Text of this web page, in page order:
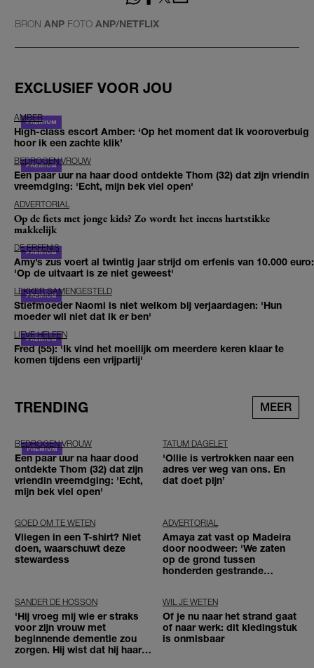
BRON ANP FOTO ANP/NETFLIX
EXCLUSIEF VOOR JOU
AMBER
High-class escort Amber: ‘Op het moment dat ik vooroverbuig
hoor ik een zachte klik’
BEDROGEN VROUW
Een paar uur na haar dood ontdekte Thom (32) dat zijn vriendin
vreemdging: 'Echt, mijn bek viel open'
ADVERTORIAL
Op de fiets met jonge kids? Zo wordt het ineens hartstikke
makkelijk
DE ERFENIS
Amy’s zus voert al twintig jaar strijd om erfenis van 10.000 euro:
'Op de uitvaart is ze niet geweest'
LEKKER SAMENGESTELD
Stiefmoeder Naomi is niet welkom bij verjaardagen: 'Hun
moeder wil niet dat ik er ben'
LIEVE HELEEN
Fred (55): 'Ik vind het moeilijk om meerdere keren klaar te
komen tijdens een vrijpartij'
TRENDING MEER
BEDROGEN VROUW
Een paar uur na haar dood
ontdekte Thom (32) dat zijn
vriendin vreemdging: 'Echt,
mijn bek viel open'
TATUM DAGELET
'Ollie is vertrokken naar een
adres ver weg van ons. En
dat doet pijn’
GOED OM TE WETEN
Vliegen in een T-shirt? Niet
doen, waarschuwt deze
stewardess
ADVERTORIAL
Amaya zat vast op Madeira
door noodweer: 'We zaten
op de grond tussen
honderden gestrande
SANDER DE HOSSON
'Hij vroeg mij wie er straks
voor zijn vrouw met
beginnende dementie zou
zorgen. Hij wist dat hij haar
WIL JE WETEN
Of je nu naar het strand gaat
of naar werk: dit kledingstuk
is onmisbaar